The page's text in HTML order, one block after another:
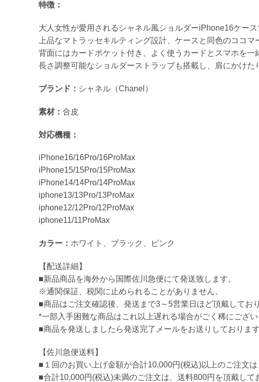
特徴：
大人女性が愛用されるシャネル風ショルダーiPhone16ケース
上品なマトラッセキルティング設計、ケースと同色のココ
背面にはカードポケット付き、よく使うカードとスマホを一
長さ調整可能なショルダーストラップも搭載し、肩にかけ
ブランド： シャネル（Chanel）
素材： 合皮
対応機種：
iPhone16/16Pro/16ProMax
iPhone15/15Pro/15ProMax
iPhone14/14Pro/14ProMax
iphone13/13Pro/13ProMax
iphone12/12Pro/12ProMax
iphone11/11ProMax
カラー： ホワイト、ブラック、ピンク
【配送詳細】
■新品商品を海外から国際佐川急便にて発送致します。
※通関保証、税関に止められることがありません。
■商品はご注文確認後、発送まで3～5営業日ほど頂戴してお
*一部入手困難な商品はこれ以上遅れる場合がごく稀にござ
■商品を発送しましたら発送完了メールをお送りしております
【佐川急便送料】
■１回のお買い上げ金額が合計10,000円(税込)以上のご注文
■合計10,000円(税込)未満のご注文は、送料800円を頂戴して